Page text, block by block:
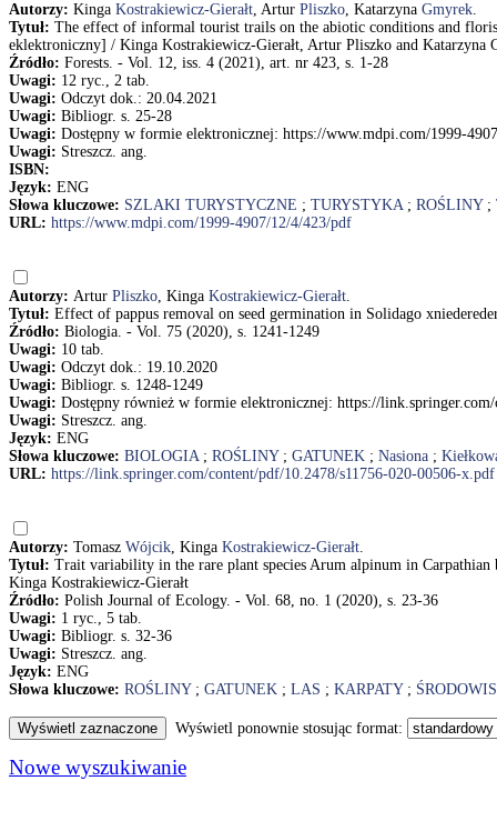
Autorzy: Kinga Kostrakiewicz-Gierałt, Artur Pliszko, Katarzyna Gmyrek.
Tytuł: The effect of informal tourist trails on the abiotic conditions and
eklektroniczny] / Kinga Kostrakiewicz-Gierałt, Artur Pliszko and Katarzyna
Źródło: Forests. - Vol. 12, iss. 4 (2021), art. nr 423, s. 1-28
Uwagi: 12 ryc., 2 tab.
Uwagi: Odczyt dok.: 20.04.2021
Uwagi: Bibliogr. s. 25-28
Uwagi: Dostępny w formie elektronicznej: https://www.mdpi.com/1999-
Uwagi: Streszcz. ang.
ISBN:
Język: ENG
Słowa kluczowe: SZLAKI TURYSTYCZNE ; TURYSTYKA; ROŚLINY;
URL: https://www.mdpi.com/1999-4907/12/4/423/pdf
Autorzy: Artur Pliszko, Kinga Kostrakiewicz-Gierałt.
Tytuł: Effect of pappus removal on seed germination in Solidago
Źródło: Biologia. - Vol. 75 (2020), s. 1241-1249
Uwagi: 10 tab.
Uwagi: Odczyt dok.: 19.10.2020
Uwagi: Bibliogr. s. 1248-1249
Uwagi: Dostępny również w formie elektronicznej: https://
Uwagi: Streszcz. ang.
Język: ENG
Słowa kluczowe: BIOLOGIA; ROŚLINY; GATUNEK ; Nasiona ;
URL: https://link.springer.com/content/pdf/10.2478/s11756-020-00506-x.pdf
Autorzy: Tomasz Wójcik, Kinga Kostrakiewicz-Gierałt.
Tytuł: Trait variability in the rare plant species Arum alpinum in Carpathian
Kinga Kostrakiewicz-Gierałt
Źródło: Polish Journal of Ecology. - Vol. 68, no. 1 (2020), s. 23-36
Uwagi: 1 ryc., 5 tab.
Uwagi: Bibliogr. s. 32-36
Uwagi: Streszcz. ang.
Język: ENG
Słowa kluczowe: ROŚLINY; GATUNEK ; LAS ; KARPATY;
Wyświetl ponownie stosując format:
Nowe wyszukiwanie